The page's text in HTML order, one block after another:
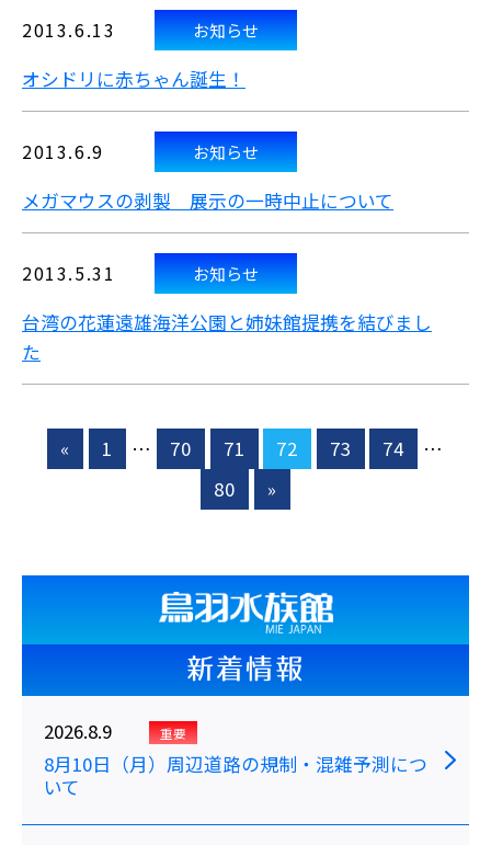
2013.6.13 お知らせ
オシドリに赤ちゃん誕生！
2013.6.9 お知らせ
メガマウスの剥製 展示の一時中止について
2013.5.31 お知らせ
台湾の花蓮遠雄海洋公園と姉妹館提携を結びまし
た
« 1 … 70 71 72 73 74
…
80
»
新着情報
2026.8.9 重要
8月10日（月）周辺道路の規制・混雑予測につ
いて